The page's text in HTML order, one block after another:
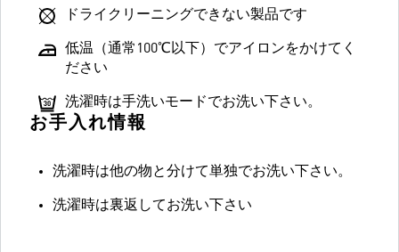
ドライクリーニングできない製品です
低温（通常100℃以下）でアイロンをかけてく
ださい
洗濯時は手洗いモードでお洗い下さい。
お手入れ情報
洗濯時は他の物と分けて単独でお洗い下さい。
洗濯時は裏返してお洗い下さい